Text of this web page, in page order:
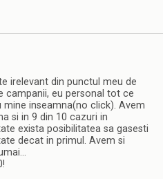
irelevant din punctul meu de
campanii, eu personal tot ce
mine inseamna(no click). Avem
si in 9 din 10 cazuri in
exista posibilitatea sa gasesti
decat in primul. Avem si